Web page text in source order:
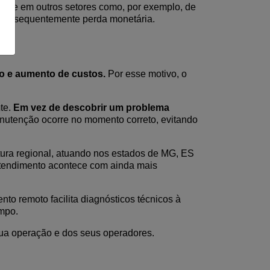
em outros setores como, por exemplo, de
perda monetária.
e aumento de custos. Por esse motivo, o
Em vez de descobrir um problema
ocorre no momento correto, evitando
regional , atuando nos estados de MG, ES
acontece com ainda mais
remoto facilita diagnósticos técnicos à
operação e dos seus operadores.